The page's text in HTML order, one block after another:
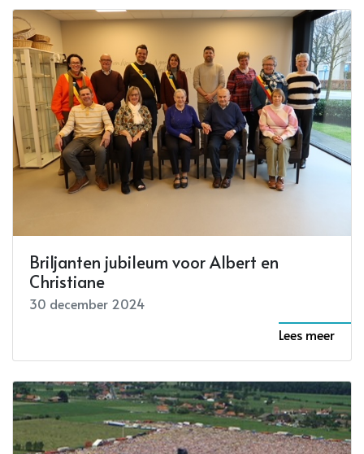
Briljanten jubileum voor Albert en
Christiane
30 december 2024
Lees meer